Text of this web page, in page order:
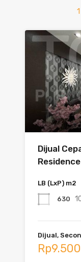
1
Dijual
LB (LxP) m2
630
Dijual,